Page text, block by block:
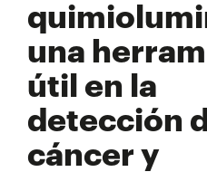
una
útil en la
detección
cáncer y